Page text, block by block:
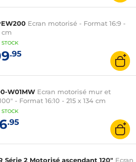
Ecran motorisé - Format 16:9 -
cm
STOCK
.95
W01MW Ecran motorisé mur et
- Format 16:10 - 215 x 134 cm
STOCK
.95
Série 2 Motorisé ascendant 120" Ecran